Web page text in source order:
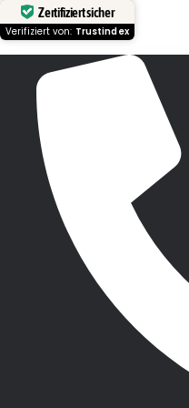
Zertifiziert sicher
Verifiziert von: Trustindex